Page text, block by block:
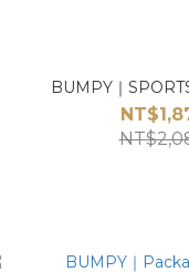
BUMPY｜